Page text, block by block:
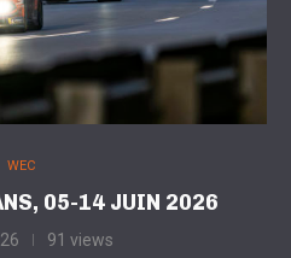
WEC
05-14 JUIN 2026
91 views